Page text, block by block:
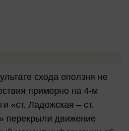
схода оползня не
примерно на 4-м
«ст. Ладожская – ст.
перекрыли движение